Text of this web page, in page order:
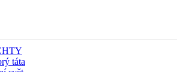
táta